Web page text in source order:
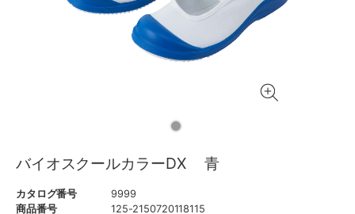
バイオスクールカラーDX 青
カタログ番号
9999
商品番号
125-2150720118115